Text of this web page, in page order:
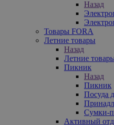
Назад
Товары FORA
Летние товары
Назад
Летние
Пикник
Назад
Пикник
Посуда
Сумки-
Активный